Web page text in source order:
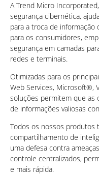
A Trend Micro
segurança cibernética,
para a troca de informação
para os consumidores,
segurança em camadas
redes e terminais.
Otimizadas para os
Web Services, Microsoft®,
soluções permitem que as
de informações valiosas
Todos os nossos produtos
compartilhamento de
uma defesa contra
controle centralizados,
e mais rápida.